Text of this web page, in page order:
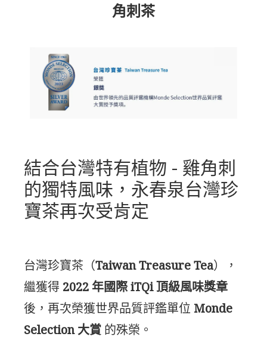
角刺茶
結合台灣特有植物 - 雞角刺
的獨特風味，永春泉台灣珍
寶茶再次受肯定
台灣珍寶茶（Taiwan Treasure Tea），
繼獲得 2022 年國際 iTQi 頂級風味獎章
後，再次榮獲世界品質評鑑單位 Monde
Selection 大賞 的殊榮。